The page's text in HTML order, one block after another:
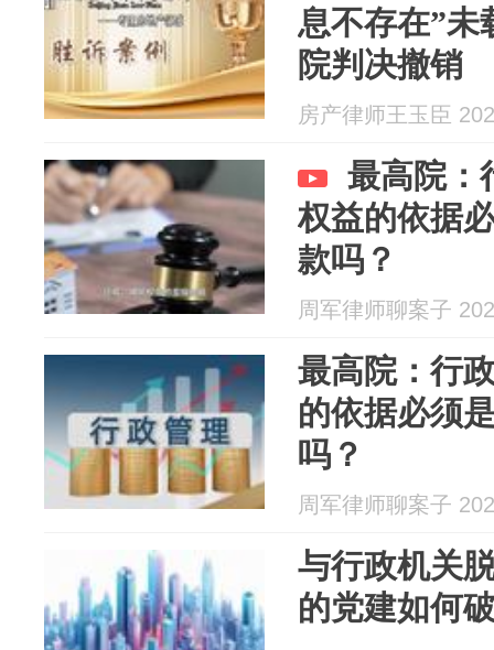
息不存在”未
院判决撤销
房产律师王玉臣
最高院：
权益的依据
款吗？
周军律师聊案子
最高院：行
的依据必须
吗？
周军律师聊案子
与行政机关
的党建如何